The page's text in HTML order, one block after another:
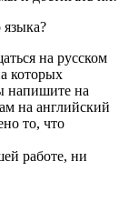
на русском
которых
напишите на
на английский
то, что
работе, ни